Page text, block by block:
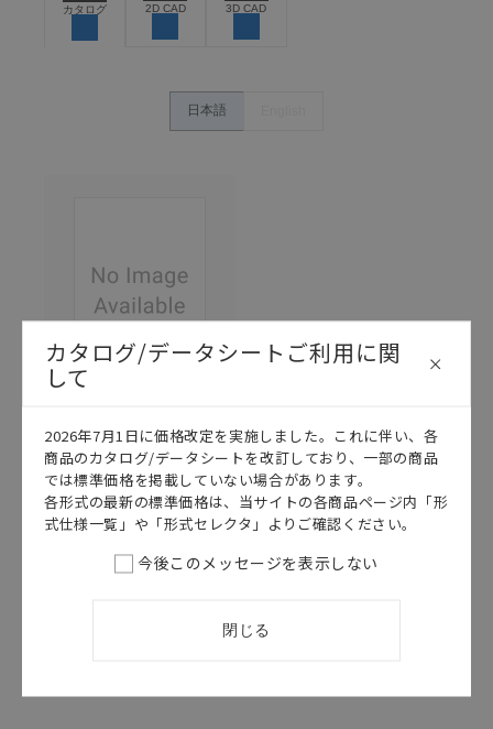
カタログ 2D CAD 3D CAD
日本語
カタログ 日本語
A165K
A165K データ
シート
カタログ/データシートご利用に関
して
2026年7月1日に価格改定を実施しました。これに伴い、各
商品のカタログ/データシートを改訂しており、一部の商品
では標準価格を掲載していない場合があります。
各形式の最新の標準価格は、当サイトの各商品ページ内「形
式仕様一覧」や「形式セレクタ」よりご確認ください。
今後このメッセージを表示しない
閉じる